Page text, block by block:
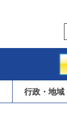
行政・地域